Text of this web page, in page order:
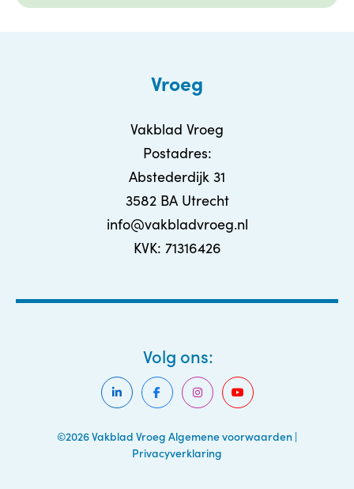
Vroeg
Vakblad Vroeg
Postadres:
Abstederdijk 31
3582 BA Utrecht
info@vakbladvroeg.nl
KVK: 71316426
©2026 Vakblad Vroeg Algemene voorwaarden |
Privacyverklaring
Volg ons: